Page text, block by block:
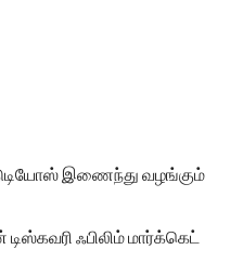
இணைந்து வழங்கும்
ஃபிலிம் மார்க்கெட்